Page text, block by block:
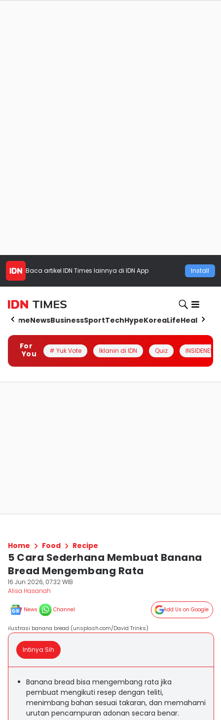
Baca artikel IDN Times lainnya di IDN App Install
HomeNewsBusinessSportTechHypeKoreaLifeHealth
For
You
# Yuk Vote Iklanin di IDN Quiz INSIDENESIA
Home Food Recipe
5 Cara Sederhana Membuat Banana
Bread Mengembang Rata
16 Jun 2026, 07:32 WIB
Alisa Hasanah
News Channel Add Us on Google
ilustrasi banana bread (unsplash.com/David Trinks)
Intinya Sih
Banana bread bisa mengembang rata jika
pembuat mengikuti resep dengan teliti,
menimbang bahan sesuai takaran, dan memahami
urutan pencampuran adonan secara benar.